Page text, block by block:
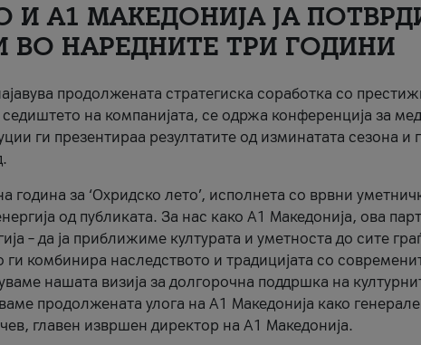
A1 МАКЕДОНИЈА ЈА
ВО НАРЕДНИТЕ ТРИ ГОДИНИ
продолжената стратегиска соработка со
на компанијата, се одржа конференција за
ги презентираа резултатите од изминатата сезона и
година за ‘Охридско лето’, исполнета со врвни
од публиката. За нас како A1 Македонија, ова
– да ја приближиме културата и уметноста до сите
комбинира наследството и традицијата со
нашата визија за долгорочна поддршка на
продолжената улога на A1 Македонија како
главен извршен директор на A1 Македонија.